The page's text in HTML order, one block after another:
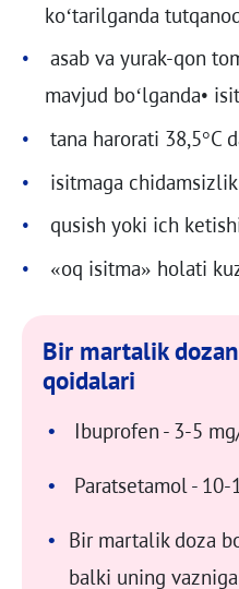
ko‘tarilganda
asab va yurak-qon
mavjud bo‘lganda•
tana harorati 38,5°C
isitmaga chidamsizlik
qusish yoki ich
«oq isitma» holati
Bir martalik
qoidalari
Ibuprofen - 3-5
Paratsetamol -
Bir martalik doza
balki uning